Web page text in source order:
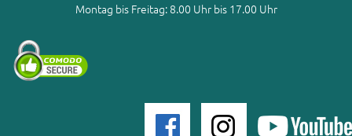
Montag bis Freitag: 8.00 Uhr bis 17.00 Uhr